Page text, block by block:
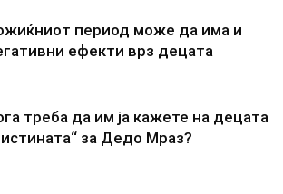
период може да има и
ефекти врз децата
треба да им ја кажете на децата
за Дедо Мраз?